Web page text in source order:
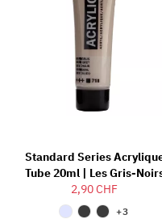
Standard Series
Tube 20ml | Les Gris-
2,90 CHF
+3